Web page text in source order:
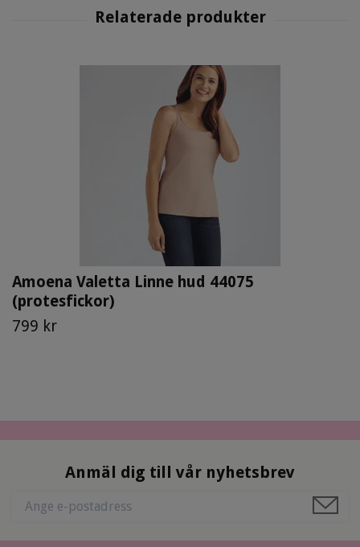
Amoena Valetta Linne hud 44075
(protesfickor)
799 kr
Anmäl dig till vår nyhetsbrev